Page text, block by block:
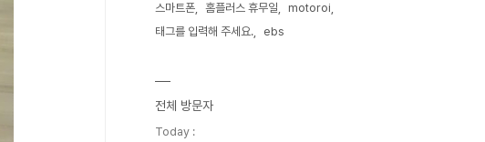
스마트폰
홈플러스 휴무일
motoroi
태그를 입력해 주세요.
ebs
전체 방문자
Today :